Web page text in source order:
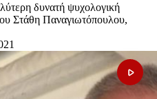
δυνατή ψυχολογική
Στάθη Παναγιωτόπουλου,